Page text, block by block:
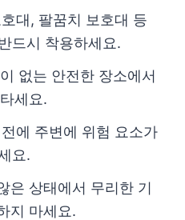
대, 팔꿈치 보호대 등
드시 착용하세요.
없는 안전한 장소에서
세요.
에 주변에 위험 요소가
요.
은 상태에서 무리한 기
지 마세요.